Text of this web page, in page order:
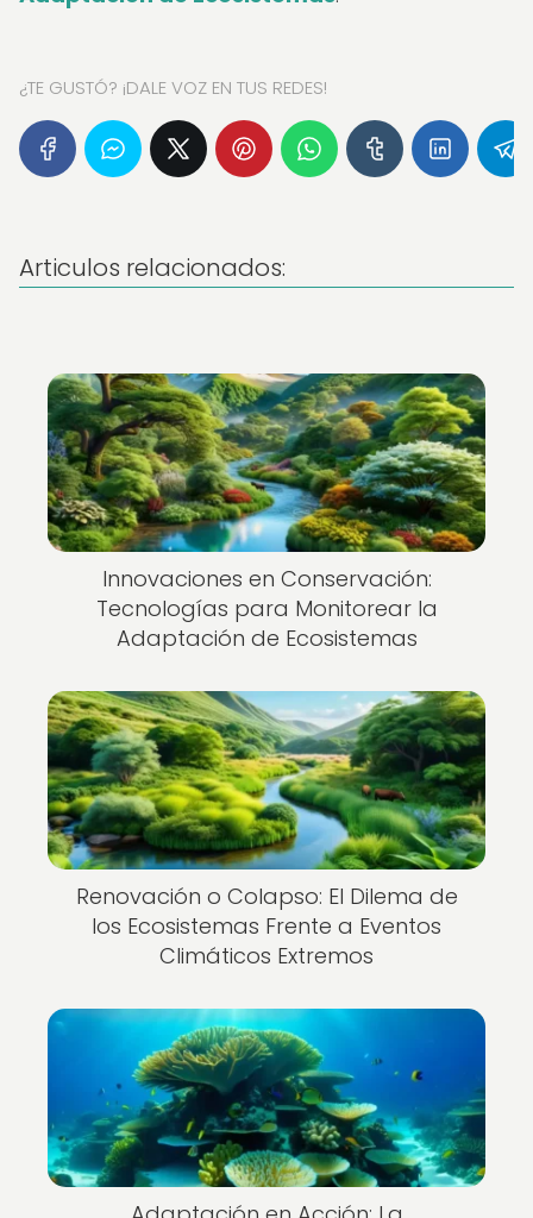
¿TE GUSTÓ? ¡DALE VOZ EN TUS REDES!
Articulos relacionados:
Innovaciones en Conservación:
Tecnologías para Monitorear la
Adaptación de Ecosistemas
Renovación o Colapso: El Dilema de
los Ecosistemas Frente a Eventos
Climáticos Extremos